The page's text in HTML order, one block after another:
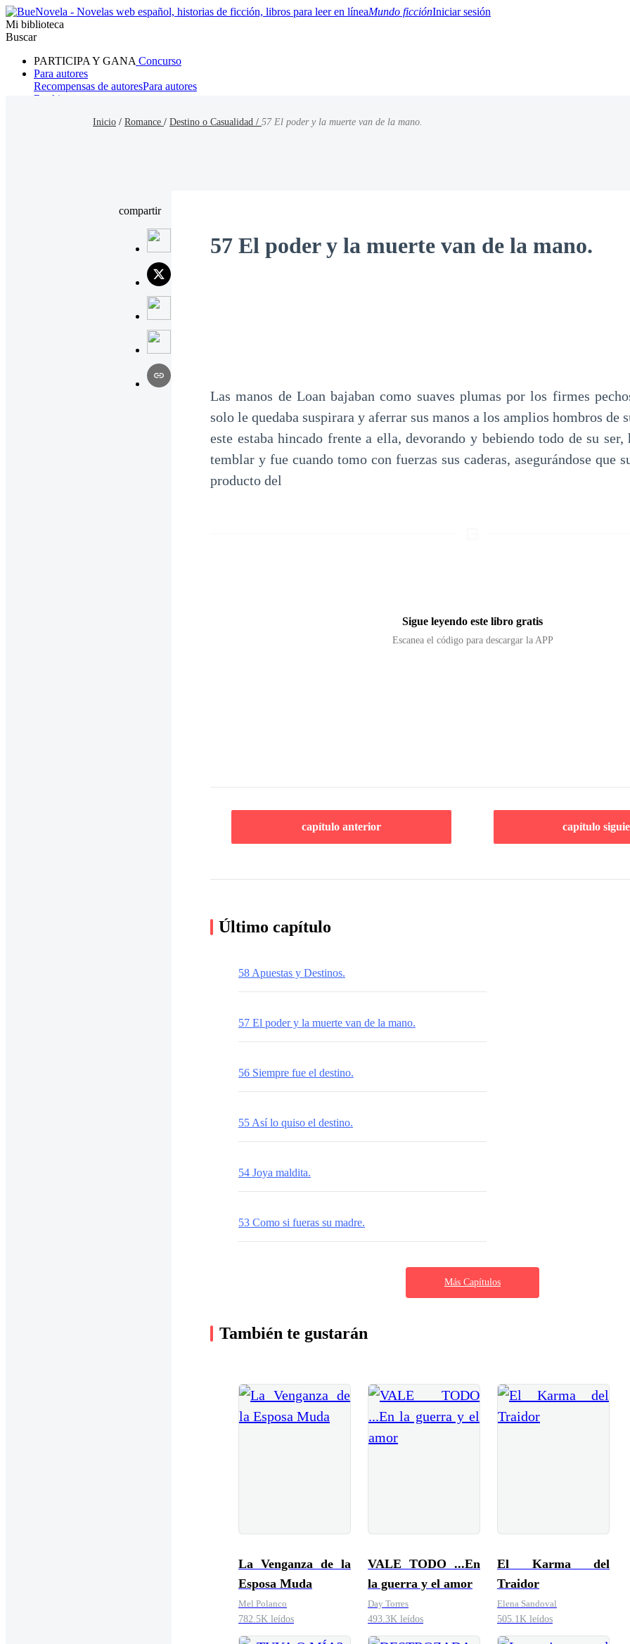
Mundo ficciónIniciar sesión
Mi biblioteca
Buscar
PARTICIPA Y GANA Concurso
Para autores
Recompensas de autoresPara autores
Ranking
Inicio / Romance / Destino o Casualidad / 57 El poder y la muerte van de la mano.
compartir
57 El poder y la muerte van de la mano.
Las manos de Loan bajaban como suaves plumas por los firmes
solo le quedaba suspirara y aferrar sus manos a los amplios hombros de
este estaba hincado frente a ella, devorando y bebiendo todo de su
temblar y fue cuando tomo con fuerzas sus caderas, asegurándose que
producto del
Sigue leyendo este libro gratis
Escanea el código para descargar la APP
capítulo anterior capítulo
Último capítulo
58 Apuestas y Destinos.
57 El poder y la muerte van de la mano.
56 Siempre fue el destino.
55 Así lo quiso el destino.
54 Joya maldita.
53 Como si fueras su madre.
Más Capítulos
También te gustarán
La Venganza de la
Esposa Muda
Mel Polanco
782.5K leídos
VALE TODO ...En
la guerra y el amor
Day Torres
493.3K leídos
El Karma del
Traidor
Elena Sandoval
505.1K leídos